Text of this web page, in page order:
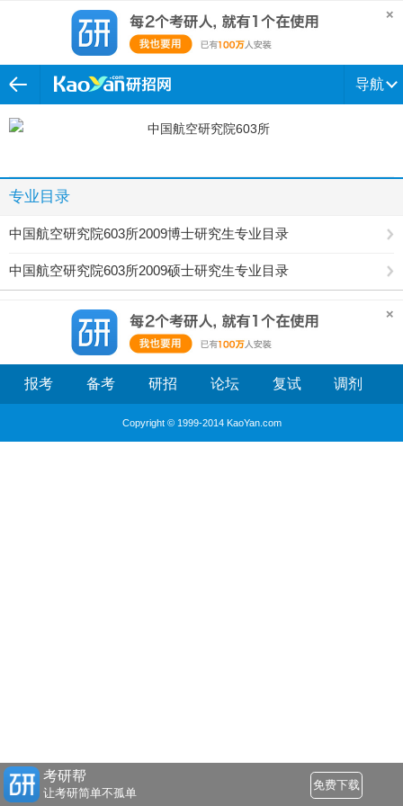
导航
专业目录
中国航空研究院603所2009博士研究生专业目录
中国航空研究院603所2009硕士研究生专业目录
报考 备考 研招 论坛 复试 调剂
Copyright © 1999-2014 KaoYan.com
考研帮
让考研简单不孤单
免费下载